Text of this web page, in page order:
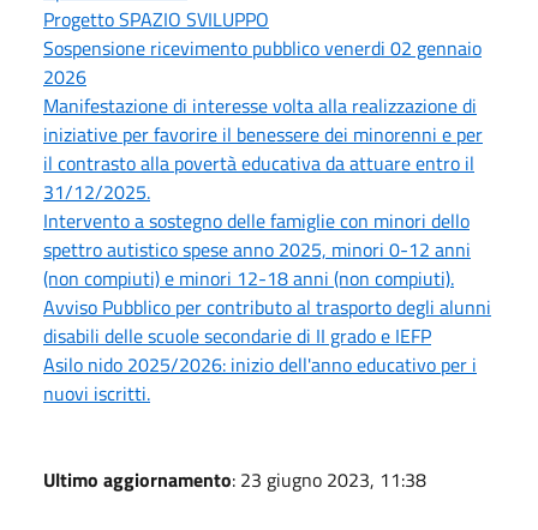
Progetto SPAZIO SVILUPPO
Sospensione ricevimento pubblico venerdi 02 gennaio
2026
Manifestazione di interesse volta alla realizzazione di
iniziative per favorire il benessere dei minorenni e per
il contrasto alla povertà educativa da attuare entro il
31/12/2025.
Intervento a sostegno delle famiglie con minori dello
spettro autistico spese anno 2025, minori 0-12 anni
(non compiuti) e minori 12-18 anni (non compiuti).
Avviso Pubblico per contributo al trasporto degli alunni
disabili delle scuole secondarie di II grado e IEFP
Asilo nido 2025/2026: inizio dell'anno educativo per i
nuovi iscritti.
Ultimo aggiornamento: 23 giugno 2023, 11:38